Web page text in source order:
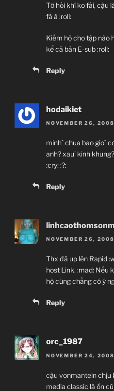
Tớ hỏi khí ko fải, cậu
fá à :roll:
Kiếm hộ cho tập nào
kể cả bản E-sub :roll:
Reply
hodaikiet
NOVEMBER 26,
minh` chua bao gio`
anh? xau’ kinh
:cry: :?:
Reply
NOVEMBER 26,
Thx đã up lên Rapid
host Link. :mad: Nếu
hộ cũng chẳng có ý
Reply
orc_1987
NOVEMBER 24,
cậu vonmantein chịu
media classic là ổn